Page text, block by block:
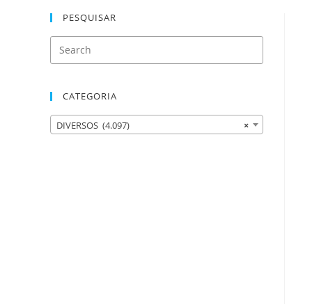
PESQUISAR
CATEGORIA
×
DIVERSOS (4.097)